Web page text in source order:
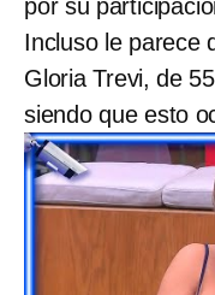
por su
Incluso le parece
Gloria Trevi, de
siendo que esto